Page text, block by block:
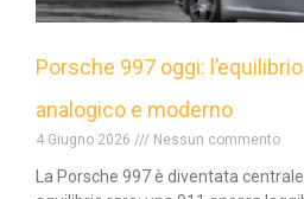
Porsche 997 oggi:
analogico e moderno
4 Giugno 2026 Nessun commento
La Porsche 997 è diventata